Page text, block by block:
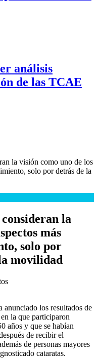
análisis
de las TCAE
la visión como uno de los
solo por detrás de la
la
más
solo por
movilidad
los resultados de
en la que participaron
años y que se habían
de recibir el
de personas mayores
cataratas.